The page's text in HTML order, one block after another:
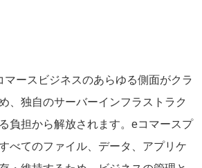
マースビジネスのあらゆる側面がクラ
、独自のサーバーインフラストラク
負担から解放されます。eコマースプ
べてのファイル、データ、アプリケ